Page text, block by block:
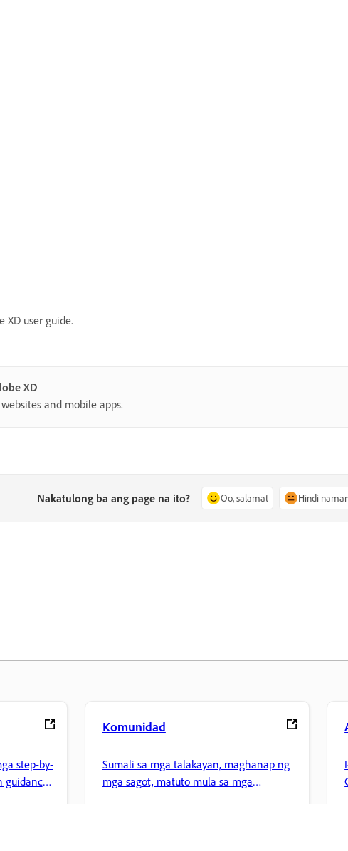
XD user guide.
XD
and mobile apps.
Nakatulong ba ang page na ito? Oo, salamat Hindi
step-by-
guidance
Komunidad
Sumali sa mga talakayan, maghanap ng
mga sagot, matuto mula sa mga